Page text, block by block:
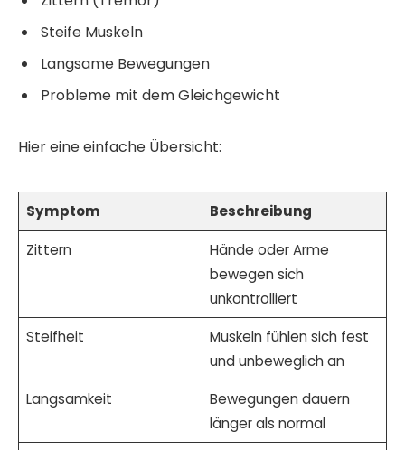
Steife Muskeln
Langsame Bewegungen
Probleme mit dem Gleichgewicht
Hier eine einfache Übersicht:
Symptom Beschreibung
Zittern
Hände oder Arme
bewegen sich
unkontrolliert
Steifheit
Muskeln fühlen sich fest
und unbeweglich an
Langsamkeit
Bewegungen dauern
länger als normal